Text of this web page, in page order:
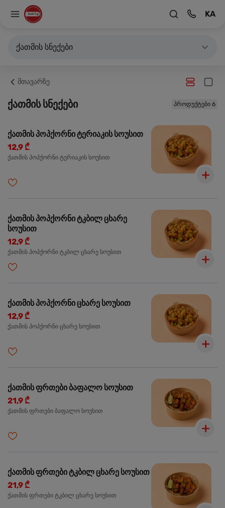
KA
ქათმის სნექები
მთავარზე
ქათმის სნექები პროდუქტები 6
ქათმის პოპქორნი ტერიაკის სოუსით
12,9 ₾
ქათმის პოპქორნი ტერიაკის სოუსით
ქათმის პოპქორნი ტკბილ ცხარე
სოუსით
12,9 ₾
ქათმის პოპქორნი ტკბილ ცხარე სოუსით
ქათმის პოპქორნი ცხარე სოუსით
12,9 ₾
ქათმის პოპქორნი ცხარე სოუსით
ქათმის ფრთები ბაფალო სოუსით
21,9 ₾
ქათმის ფრთები ბაფალო სოუსით
ქათმის ფრთები ტკბილ ცხარე სოუსით
21,9 ₾
ქათმის ფრთები ტკბილ ცხარე სოუსით